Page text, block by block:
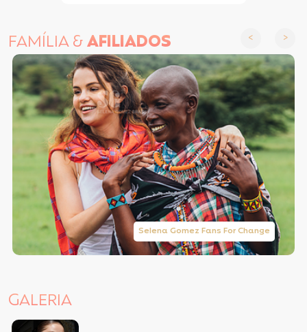
FAMÍLIA &AFILIADOS
Selena Gomez Fans For Change
GALERIA